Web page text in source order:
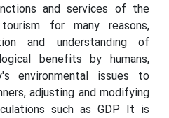
and services of the
for many reasons,
and understanding of
benefits by humans,
environmental issues to
adjusting and modifying
such as GDP It is